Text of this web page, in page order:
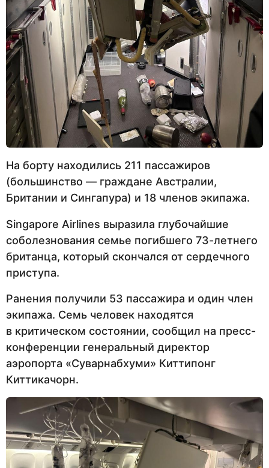
На борту находились 211 пассажиров
(большинство — граждане Австралии,
Британии и Сингапура) и 18 членов экипажа.
Singapore Airlines выразила глубочайшие
соболезнования семье погибшего 73-летнего
британца, который скончался от сердечного
приступа.
Ранения получили 53 пассажира и один член
экипажа. Семь человек находятся
в критическом состоянии, сообщил на пресс-
конференции генеральный директор
аэропорта «Суварнабхуми» Киттипонг
Киттикачорн.